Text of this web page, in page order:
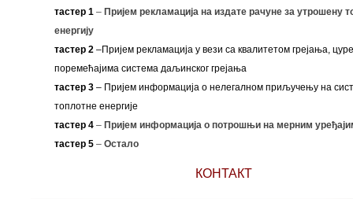
тастер 1–Пријем рекламација на издате рачуне за утрошену
енергију
тастер 2–Пријем рекламација у вези са квалитетом грејања,
поремећајима система даљинског грејања
тастер 3– Пријем информација о нелегалном приључењу на
топлотне енергије
тастер 4 – Пријем информација о потрошњи на мерним
тастер 5 – Остало
КОНТАКТ